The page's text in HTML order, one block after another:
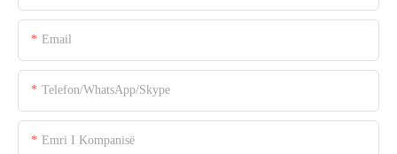
Email
Telefon/WhatsApp/Skype
Emri I Kompanisë